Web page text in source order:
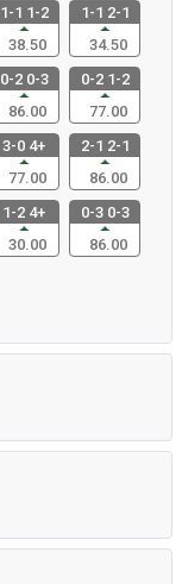
1-1 1-2
38.50
1-1 2-1
34.50
0-2 0-3
86.00
0-2 1-2
77.00
3-0 4+
77.00
2-1 2-1
86.00
1-2 4+
30.00
0-3 0-3
86.00